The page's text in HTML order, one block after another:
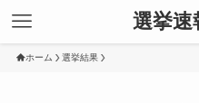
選挙速
ホーム 選挙結果